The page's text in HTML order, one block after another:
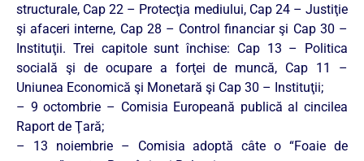
structurale, Cap 22 – Protecţia mediului, Cap 24 – Justiţie
şi afaceri interne, Cap 28 – Control financiar şi Cap 30 –
Instituţii. Trei capitole sunt închise: Cap 13 – Politica
socială şi de ocupare a forţei de muncă, Cap 11 –
Uniunea Economică şi Monetară şi Cap 30 – Instituţii;
– 9 octombrie – Comisia Europeană publică al cincilea
Raport de Ţară;
– 13 noiembrie – Comisia adoptă câte o “Foaie de